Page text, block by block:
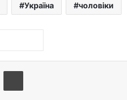
Україна чоловіки
Поділитися електронною поштою